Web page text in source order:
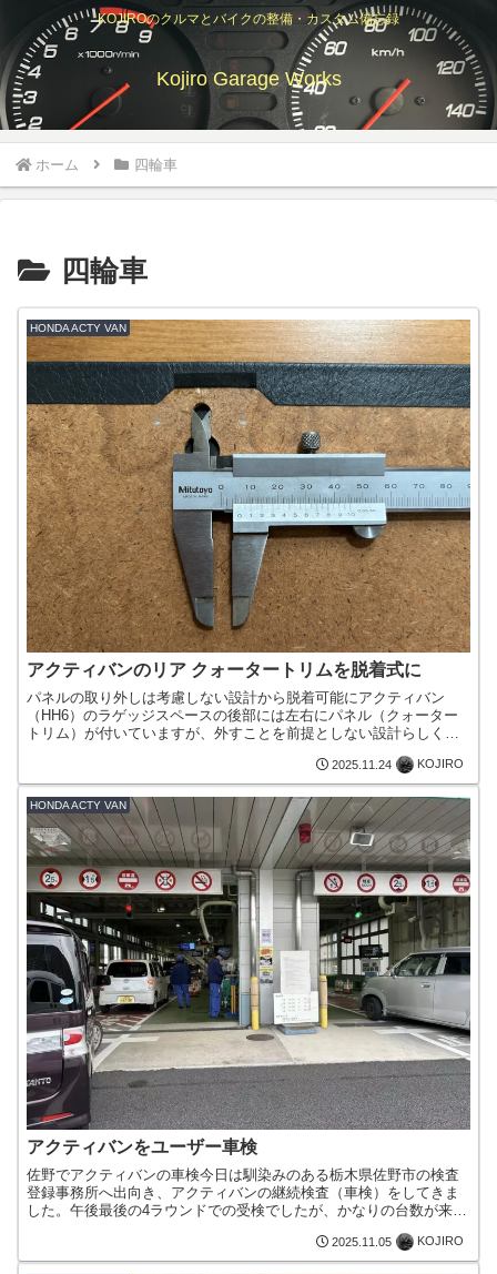
KOJIROのクルマとバイクの整備・カスタム備忘録
Kojiro Garage Works
ホーム 四輪車
四輪車
HONDA ACTY VAN
アクティバンのリア クォータートリムを脱着式に
パネルの取り外しは考慮しない設計から脱着可能にアクティバン
（HH6）のラゲッジスペースの後部には左右にパネル（クォーター
トリム）が付いていますが、外すことを前提としない設計らしく、
2025.11.24 KOJIRO
HONDA ACTY VAN
アクティバンをユーザー車検
佐野でアクティバンの車検今日は馴染みのある栃木県佐野市の検査
登録事務所へ出向き、アクティバンの継続検査（車検）をしてきま
した。午後最後の4ラウンドでの受検でしたが、かなりの台数が来所
2025.11.05 KOJIRO